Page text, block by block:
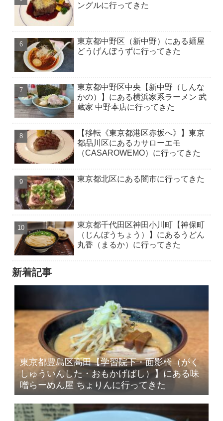
ングルに行ってきた
東京都中野区（新中野）にある麺屋
どうげんぼうずに行ってきた
東京都中野区中央【新中野（しんな
かの）】にある横浜家系ラーメン 武
蔵家 中野本店に行ってきた
【移転《東京都港区赤坂へ》】東京
都品川区にあるカサローエモ
（CASAROWEMO）に行ってきた
東京都北区にある闇市に行ってきた
東京都千代田区神田小川町【神保町
（じんぼうちょう）】にあるうどん
丸香（まるか）に行ってきた
新着記事
東京都豊島区高田【学習院下・面影橋（がく
しゅういんした・おもかげばし）】にある味
噌らーめん屋 ちょりんに行ってきた